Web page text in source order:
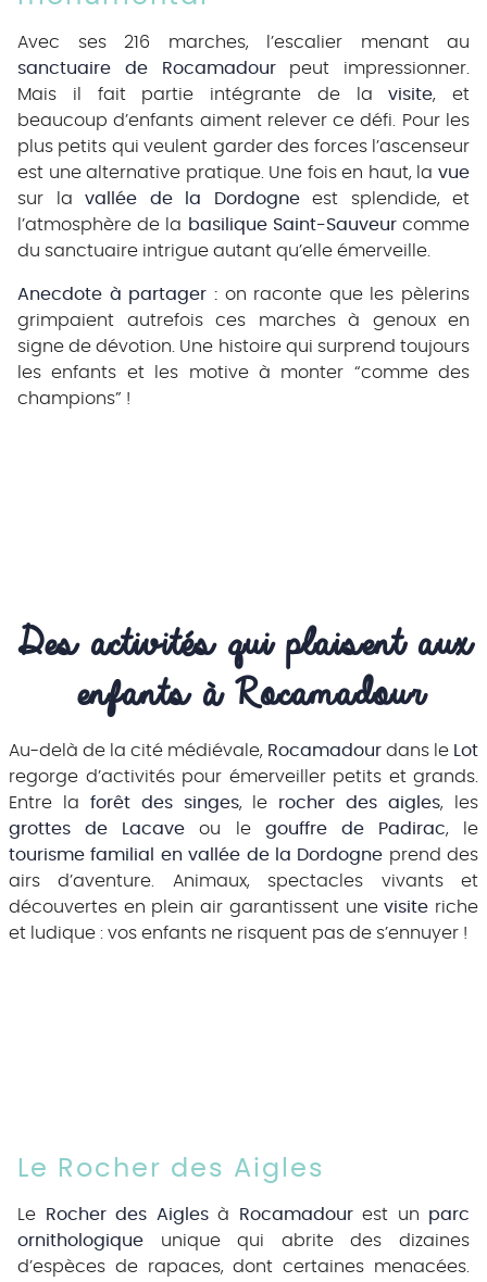
Avec ses 216 marches, l’escalier menant au
sanctuaire de Rocamadourpeut impressionner.
Mais il fait partie intégrante de lavisite, et
beaucoup d’enfants aiment relever ce défi. Pour les
plus petits qui veulent garder des forces l’ascenseur
est une alternative pratique. Une fois en haut, la vue
sur la vallée de la Dordogneest splendide, et
l’atmosphère de la basilique Saint-Sauveurcomme
du sanctuaire intrigue autant qu’elle émerveille.
Anecdote à partager :on raconte que les pèlerins
grimpaient autrefois ces marches à genoux en
signe de dévotion. Une histoire qui surprend toujours
les enfants et les motive à monter “comme des
champions” !
Des activités qui plaisent aux
enfants à Rocamadour
Au-delà de la cité médiévale, Rocamadour dans le Lot
regorge d’activités pour émerveiller petits et grands.
Entre la forêt des singes, le rocher des aigles, les
grottes de Lacave ou le gouffre de Padirac, le
tourisme familial en vallée de la Dordogne prend des
airs d’aventure. Animaux, spectacles vivants et
découvertes en plein air garantissent unevisite riche
et ludique : vos enfants ne risquent pas de s’ennuyer !
Le Rocher des Aigles
Le Rocher des Aiglesà Rocamadourest un parc
ornithologique unique qui abrite des dizaines
d’espèces de rapaces, dont certaines menacées.